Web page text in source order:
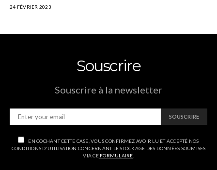
24 FÉVRIER 2023
Souscrire
Souscrire à la newsletter
SOUSCRIRE
EN COCHANT CETTE CASE, VOUS CONFIRMEZ AVOIR LU ET ACCEPTÉ NOS
CONDITIONS D'UTILISATION CONCERNANT LE STOCKAGE DES DONNÉES SOUMISES
VIA CEFORMULAIRE